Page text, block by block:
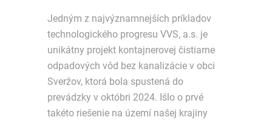
Jedným z najvýznamnejších príkladov
technologického progresu VVS, a.s. je
unikátny projekt kontajnerovej čistiarne
odpadových vôd bez kanalizácie v obci
Sveržov, ktorá bola spustená do
prevádzky v októbri 2024. Išlo o prvé
takéto riešenie na území našej krajiny